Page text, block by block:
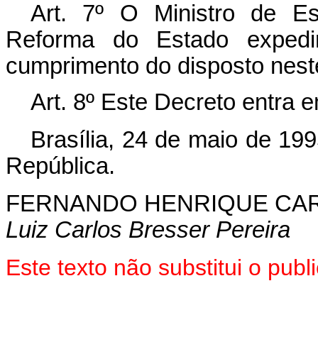
Art. 7º O Ministro de
Reforma do Estado
cumprimento do disposto
Art. 8º Este Decreto entra
Brasília, 24 de maio de
República.
FERNANDO HENRIQUE
Luiz Carlos Bresser Pereira
Este texto não substitui o